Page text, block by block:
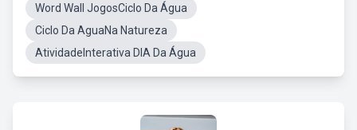
Word Wall JogosCiclo Da Água
Ciclo Da AguaNa Natureza
AtividadeInterativa DIA Da Água